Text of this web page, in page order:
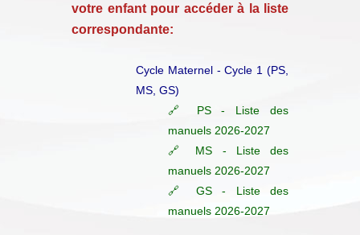
votre enfant pour accéder à la liste
correspondante:
Cycle Maternel - Cycle 1 (PS,
MS, GS)
🔗 PS - Liste des
manuels 2026-2027
🔗 MS - Liste des
manuels 2026-2027
🔗 GS - Liste des
manuels 2026-2027